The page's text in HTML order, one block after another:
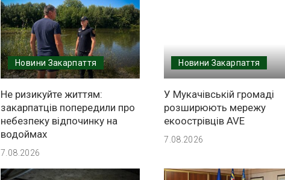
Новини Закарпаття
Не ризикуйте життям:
закарпатців попередили про
небезпеку відпочинку на
водоймах
7.08.2026
Новини Закарпаття
У Мукачівській громаді
розширюють мережу
екоострівців AVE
7.08.2026